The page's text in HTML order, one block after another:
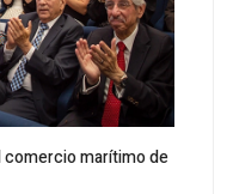
comercio marítimo de